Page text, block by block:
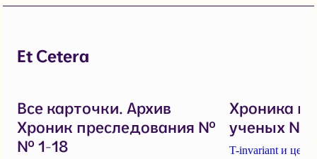
Et Cetera
Все карточки. Архив
Хроник преследования №
№ 1-18
Хроника
ученых №
T-invariant и